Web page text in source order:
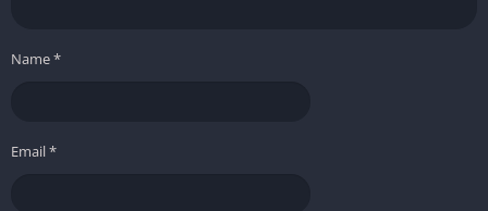
olmasını sağlayan birçok etkileyici özellikle birlikte gelir:
kanallar sunar.
Name*
Email*